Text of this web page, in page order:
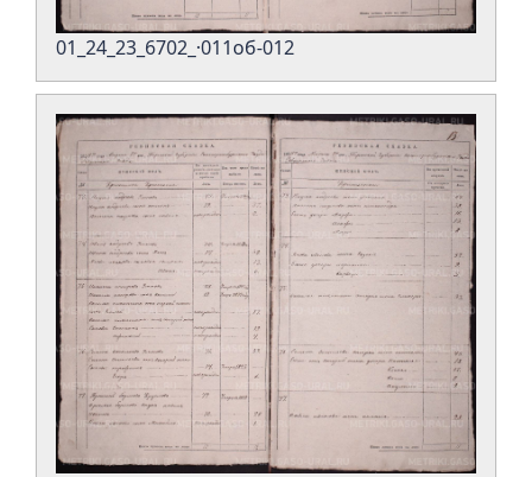
01_24_23_6702_·011об-012